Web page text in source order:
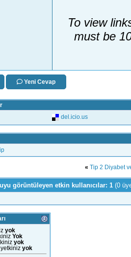
To view
must be
Yeni Cevap
del.icio.us
« Tip 2 Diyabet
görüntüleyen etkin kullanıcılar: 1 (0
yok
Yok
yok
yok